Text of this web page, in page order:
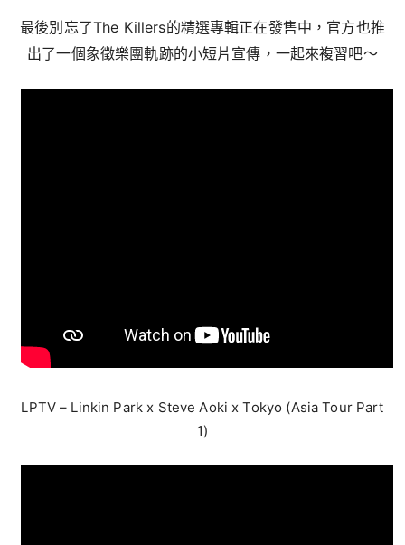
最後別忘了The Killers的精選專輯正在發售中，官方也推
出了一個象徵樂團軌跡的小短片宣傳，一起來複習吧～
LPTV – Linkin Park x Steve Aoki x Tokyo (Asia Tour Part
1)